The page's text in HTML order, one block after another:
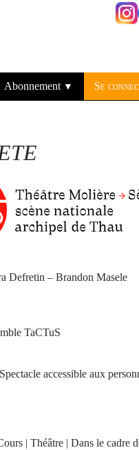
Abonnement ▼ Se
Defretin – Brandon Masele
TaCTuS
accessible aux
| Théâtre | Dans le cadre